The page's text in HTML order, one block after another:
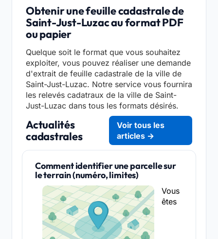
Obtenir une feuille cadastrale de
Saint-Just-Luzac au format PDF
ou papier
Quelque soit le format que vous souhaitez
exploiter, vous pouvez réaliser une demande
d'extrait de feuille cadastrale de la ville de
Saint-Just-Luzac. Notre service vous fournira
les relevés cadatraux de la ville de Saint-
Just-Luzac dans tous les formats désirés.
Actualités
cadastrales
Voir tous les
articles →
Comment identifier une parcelle sur
le terrain (numéro, limites)
Vous
êtes